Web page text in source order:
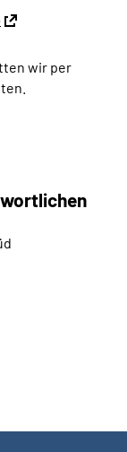
wir per